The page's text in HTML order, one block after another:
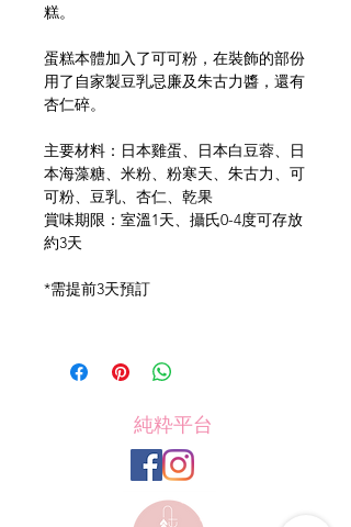
糕。
蛋糕本體加入了可可粉，在裝飾的部份
用了自家製豆乳忌廉及朱古力醬，還有
杏仁碎。
主要材料：日本雞蛋、日本白豆蓉、日
本海藻糖、米粉、粉寒天、朱古力、可
可粉、豆乳、杏仁、乾果
賞味期限：室溫1天、攝氏0-4度可存放
約3天
*需提前3天預訂
純粋平台